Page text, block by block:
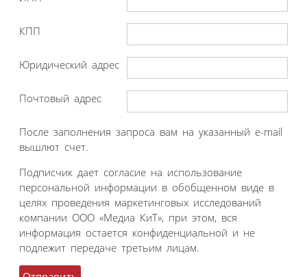
КПП
Юридический адрес
Почтовый адрес
После заполнения запроса вам на указанный e-mail
вышлют счет.
Подписчик дает согласие на использование
персональной информации в обобщенном виде в
целях проведения маркетинговых исследований
компании ООО «Медиа КиТ», при этом, вся
информация остается конфиденциальной и не
подлежит передаче третьим лицам.